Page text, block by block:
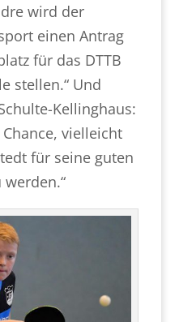
wird der
einen Antrag
für das DTTB
stellen.“ Und
Kellinghaus:
vielleicht
für seine guten